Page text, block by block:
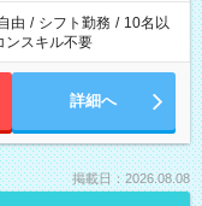
由 / シフト勤務 / 10名以
ンスキル不要
詳細へ
掲載日：2026.08.08